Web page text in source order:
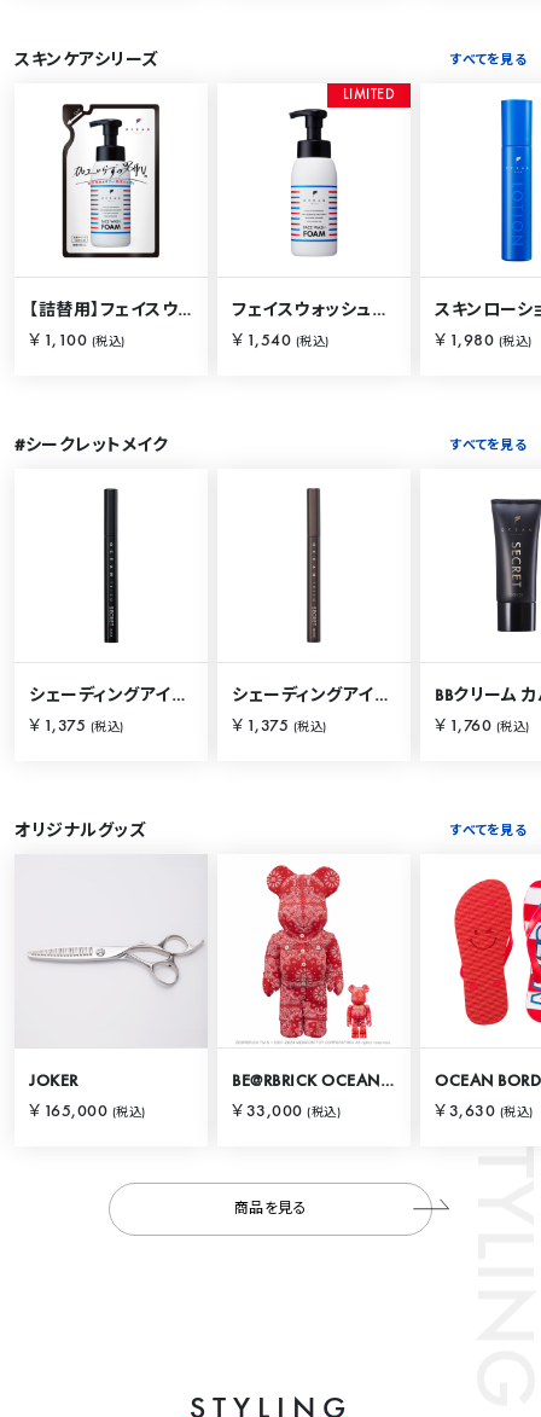
スキンケアシリーズ すべてを見る
【詰替用】フェイスウォッシュフォーム 230ml
￥1,100 (税込)
L M TE D
フェイスウォッシュフォーム 250ml
￥1,540 (税込) ￥1,980 (税込)
#シークレットメイク すべてを見る
シェーディングアイライナー ブラック
￥1,375 (税込)
シェーディングアイライナー ブラウン
￥1,375 (税込) ￥1,760 (税込)
オリジナルグッズ すべてを見る
JOKER
￥165,000 (税込)
BE@RBRICK OCEAN TOKYO 100％ & 400％
￥33,000 (税込) ￥3,630 (税込)
商品を見る
S T Y L N G STYLING